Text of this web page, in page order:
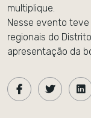
multiplique.
Nesse evento
regionais do
apresentação da